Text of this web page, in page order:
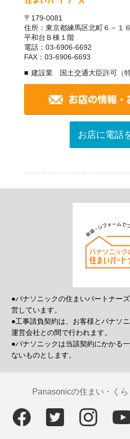
〒179-0081
住所：東京都練馬区北町６－
平和台Ｂ棟１階
電話：03-6906-6692
FAX：03-6906-6693
建設業 国土交通大臣許可（
お店に電話
●パナソニックの住まいパートナー
営しています。
●工事請負契約は、お客様とパナソ
運営会社との間で行われます。
●パナソニックは当該契約にかかる
ないものとします。
Panasonicの住まい・く